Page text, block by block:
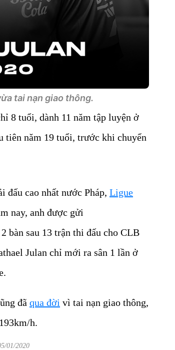
tai nạn giao thông.
8 tuổi, dành 11 năm tập luyện ở
tiên năm 19 tuổi, trước khi chuyển
cao nhất nước Pháp, Ligue
nay, anh được gửi
bàn sau 13 trận thi đấu cho CLB
Julan chỉ mới ra sân 1 lần ở
đã qua đời vì tai nạn giao thông,
h.
01/2020